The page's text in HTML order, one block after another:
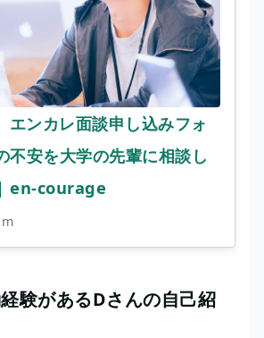
エンカレ面談申し込みフォ
安を大学の先輩に相談し
en-courage
験があるDさんの自己紹